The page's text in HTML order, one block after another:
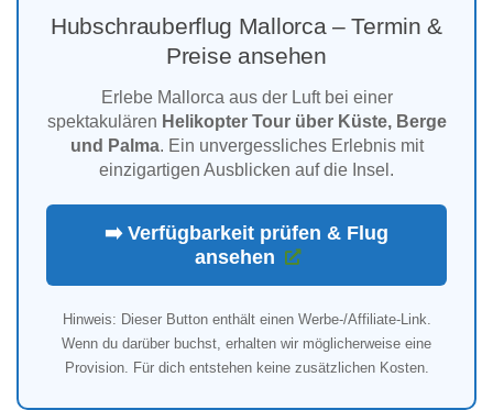
Hubschrauberflug Mallorca – Termin &
Preise ansehen
Erlebe Mallorca aus der Luft bei einer
spektakulären Helikopter Tour über Küste, Berge
und Palma. Ein unvergessliches Erlebnis mit
einzigartigen Ausblicken auf die Insel.
➡️ Verfügbarkeit prüfen & Flug
ansehen
Hinweis: Dieser Button enthält einen Werbe-/Affiliate-Link.
Wenn du darüber buchst, erhalten wir möglicherweise eine
Provision. Für dich entstehen keine zusätzlichen Kosten.